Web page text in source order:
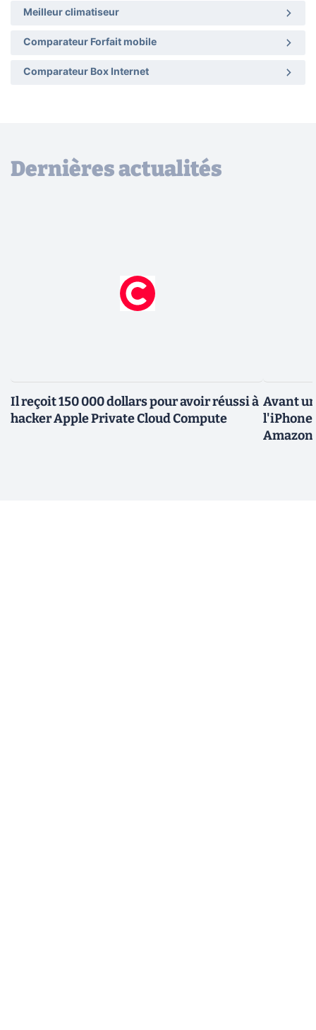
Meilleur climatiseur
Comparateur Forfait mobile
Comparateur Box Internet
Dernières actualités
Il reçoit 150 000 dollars pour avoir réussi à
hacker Apple Private Cloud Compute
Avant
l'iPhone
Amazon